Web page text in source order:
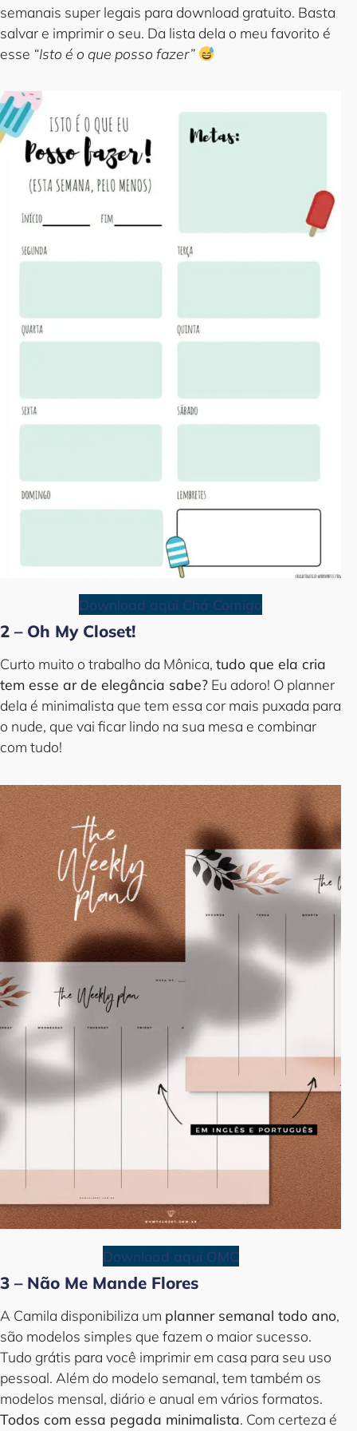
semanais super legais para download gratuito. Basta
salvar e imprimir o seu. Da lista dela o meu favorito é
esse “Isto é o que posso fazer”
Download aqui Chá Comigo
2 – Oh My Closet!
Curto muito o trabalho da Mônica, tudo que ela cria
tem esse ar de elegância sabe? Eu adoro! O planner
dela é minimalista que tem essa cor mais puxada para
o nude, que vai ficar lindo na sua mesa e combinar
com tudo!
Download aqui OMC
3 – Não Me Mande Flores
A Camila disponibiliza um planner semanal todo ano,
são modelos simples que fazem o maior sucesso.
Tudo grátis para você imprimir em casa para seu uso
pessoal. Além do modelo semanal, tem também os
modelos mensal, diário e anual em vários formatos.
Todos com essa pegada minimalista. Com certeza é